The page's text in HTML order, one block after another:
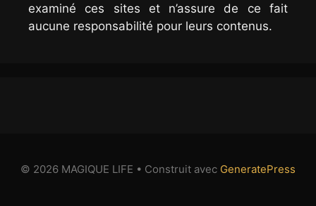
examiné ces sites et n’assure de ce fait
aucune responsabilité pour leurs contenus.
© 2026 MAGIQUE LIFE • Construit avec GeneratePress